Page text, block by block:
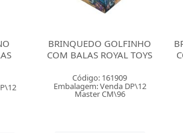
BRINQUEDO PATO TOYS 2
COM BALAS ROYAL TOYS
Código: 161910
Embalagem: Venda DP\12
Master CM\96